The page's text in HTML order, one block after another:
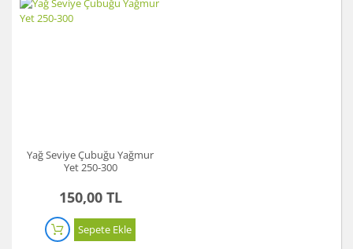
Yağ Seviye Çubuğu Yağmur
Yet 250-300
150,00 TL
Sepete Ekle